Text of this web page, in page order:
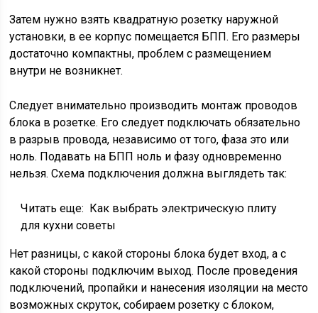
Затем нужно взять квадратную розетку наружной
установки, в ее корпус помещается БПП. Его размеры
достаточно компактны, проблем с размещением
внутри не возникнет.
Следует внимательно производить монтаж проводов
блока в розетке. Его следует подключать обязательно
в разрыв провода, независимо от того, фаза это или
ноль. Подавать на БПП ноль и фазу одновременно
нельзя. Схема подключения должна выглядеть так:
Читать еще: Как выбрать электрическую плиту
для кухни советы
Нет разницы, с какой стороны блока будет вход, а с
какой стороны подключим выход. После проведения
подключений, пропайки и нанесения изоляции на место
возможных скруток, собираем розетку с блоком,